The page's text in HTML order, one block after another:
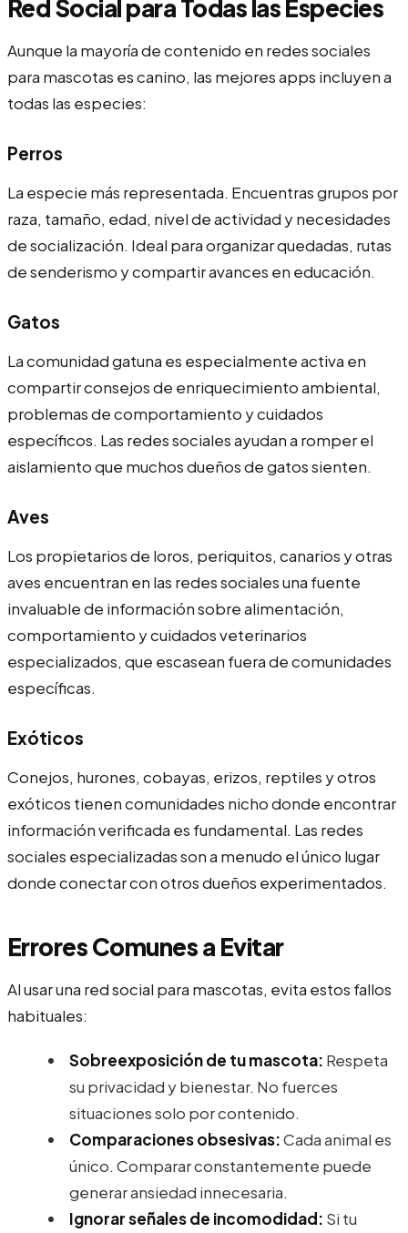
Red Social para Todas las Especies
Aunque la mayoría de contenido en redes sociales
para mascotas es canino, las mejores apps incluyen a
todas las especies:
Perros
La especie más representada. Encuentras grupos por
raza, tamaño, edad, nivel de actividad y necesidades
de socialización. Ideal para organizar quedadas, rutas
de senderismo y compartir avances en educación.
Gatos
La comunidad gatuna es especialmente activa en
compartir consejos de enriquecimiento ambiental,
problemas de comportamiento y cuidados
específicos. Las redes sociales ayudan a romper el
aislamiento que muchos dueños de gatos sienten.
Aves
Los propietarios de loros, periquitos, canarios y otras
aves encuentran en las redes sociales una fuente
invaluable de información sobre alimentación,
comportamiento y cuidados veterinarios
especializados, que escasean fuera de comunidades
específicas.
Exóticos
Conejos, hurones, cobayas, erizos, reptiles y otros
exóticos tienen comunidades nicho donde encontrar
información verificada es fundamental. Las redes
sociales especializadas son a menudo el único lugar
donde conectar con otros dueños experimentados.
Errores Comunes a Evitar
Al usar una red social para mascotas, evita estos fallos
habituales:
Sobreexposición de tu mascota: Respeta
su privacidad y bienestar. No fuerces
situaciones solo por contenido.
Comparaciones obsesivas:Cada animal es
único. Comparar constantemente puede
generar ansiedad innecesaria.
Ignorar señales de incomodidad: Si tu